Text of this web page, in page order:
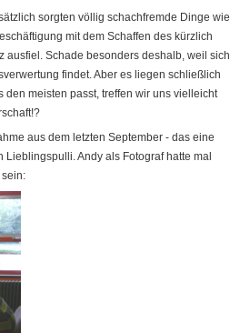
sorgten völlig schachfremde Dinge wie
mit dem Schaffen des kürzlich
ausfiel. Schade besonders deshalb, weil sich
findet. Aber es liegen schließlich
meisten passt, treffen wir uns vielleicht
aus dem letzten September - das eine
Andy als Fotograf hatte mal